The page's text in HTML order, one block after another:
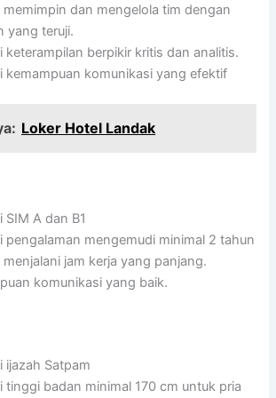
memimpin dan mengelola tim dengan
yang teruji.
keterampilan berpikir kritis dan analitis.
kemampuan komunikasi yang efektif
Loker Hotel Landak
SIM A dan B1
pengalaman mengemudi minimal 2 tahun
menjalani jam kerja yang panjang.
komunikasi yang baik.
ijazah Satpam
tinggi badan minimal 170 cm untuk pria